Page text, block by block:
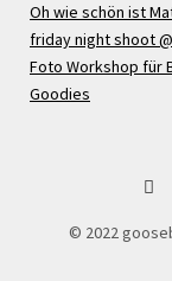
Oh wie schön ist
friday night shoot
Foto Workshop für
Goodies
© 2022